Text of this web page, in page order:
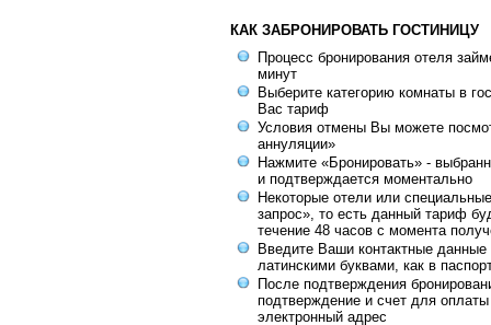
КАК ЗАБРОНИРОВАТЬ ГОСТИНИЦУ
Процесс бронирования отеля
минут
Выберите категорию комнаты в
Вас тариф
Условия отмены Вы можете
аннуляции»
Нажмите «Бронировать» -
и подтверждается моментально
Некоторые отели или
запрос», то есть данный тариф
течение 48 часов с момента
Введите Ваши контактные данные
латинскими буквами, как в
После подтверждения
подтверждение и счет для
электронный адрес